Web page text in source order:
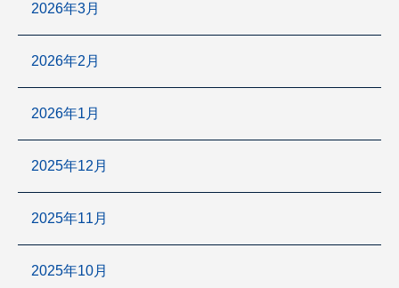
2026年3月
2026年2月
2026年1月
2025年12月
2025年11月
2025年10月